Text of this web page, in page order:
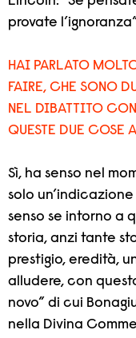
provate
HAI PARLATO
FAIRE, CHE SONO
NEL DIBATTITO
QUESTE DUE COSE
Sì, ha senso nel
solo
senso se intorno a
storia, anzi tante
prestigio, eredità,
alludere, con
novo” di cui
nella Divina